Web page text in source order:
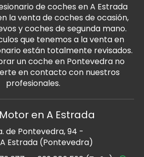
de coches en A Estrada
la venta de coches de ocasión,
y coches de segunda mano.
que tenemos a la venta en
están totalmente revisados.
un coche en Pontevedra no
en contacto con nuestros
profesionales.
en A Estrada
de Pontevedra, 94 -
Estrada (Pontevedra)